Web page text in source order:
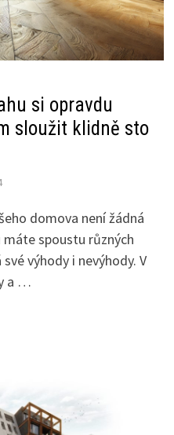
si opravdu
sloužit klidně sto
domova není žádná
máte spoustu různých
výhody i nevýhody. V
a …